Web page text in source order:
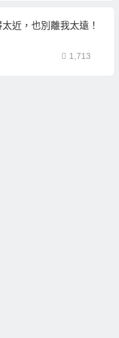
近，也別離我太遠！
1,713